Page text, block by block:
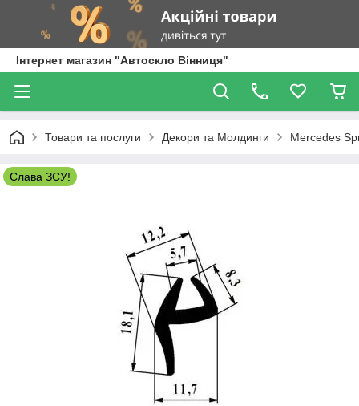
Інтернет магазин "Автоскло Вінниця"
Товари та послуги Декори та Молдинги Mercedes
Слава ЗСУ!